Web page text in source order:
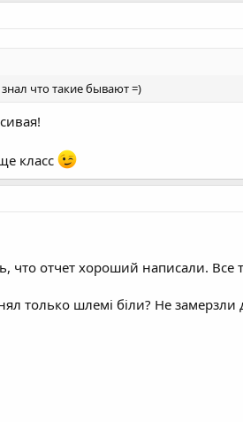
что такие бывают =)
класс
что отчет хороший написали. Все
только шлемі біли? Не замерзли